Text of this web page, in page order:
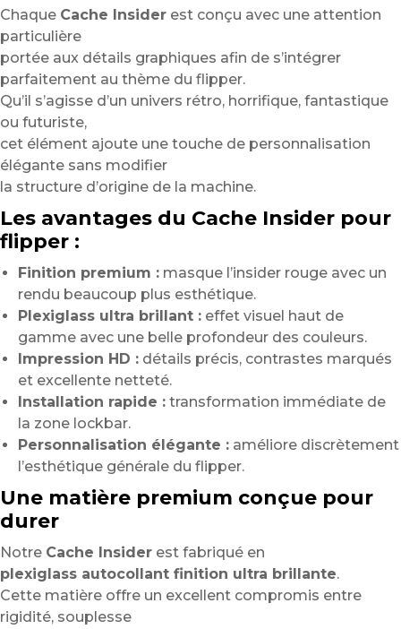
Chaque Cache Insider est conçu avec une attention
particulière
portée aux détails graphiques afin de s’intégrer
parfaitement au thème du flipper.
Qu’il s’agisse d’un univers rétro, horrifique, fantastique
ou futuriste,
cet élément ajoute une touche de personnalisation
élégante sans modifier
la structure d’origine de la machine.
Les avantages du Cache Insider pour
flipper :
Finition premium : masque l’insider rouge avec un
rendu beaucoup plus esthétique.
Plexiglass ultra brillant : effet visuel haut de
gamme avec une belle profondeur des couleurs.
Impression HD : détails précis, contrastes marqués
et excellente netteté.
Installation rapide : transformation immédiate de
la zone lockbar.
Personnalisation élégante : améliore discrètement
l’esthétique générale du flipper.
Une matière premium conçue pour
durer
Notre Cache Insider est fabriqué en
plexiglass autocollant finition ultra brillante.
Cette matière offre un excellent compromis entre
rigidité, souplesse